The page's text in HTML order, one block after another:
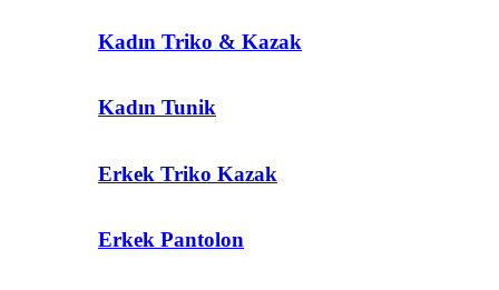
Kadın Triko & Kazak
Kadın Tunik
Erkek Triko Kazak
Erkek Pantolon